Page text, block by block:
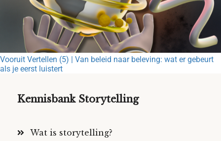
Vooruit Vertellen (5) | Van beleid naar beleving: wat er gebeurt
als je eerst luistert
Kennisbank Storytelling
Wat is storytelling?